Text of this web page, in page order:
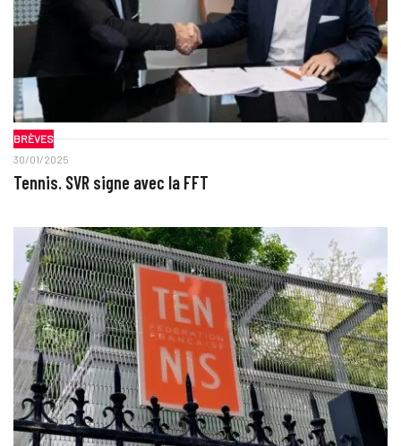
BRÈVES
30/01/2025
Tennis. SVR signe avec la FFT